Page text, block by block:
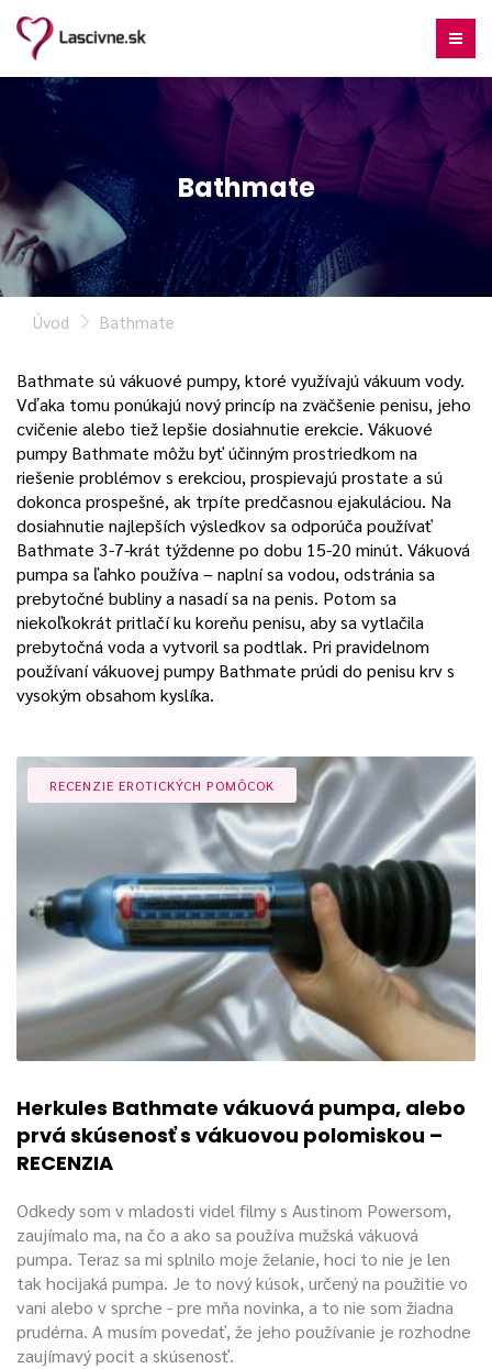
Bathmate
Úvod Bathmate
Bathmate sú vákuové pumpy, ktoré využívajú vákuum vody.
Vďaka tomu ponúkajú nový princíp na zväčšenie penisu, jeho
cvičenie alebo tiež lepšie dosiahnutie erekcie. Vákuové
pumpy Bathmate môžu byť účinným prostriedkom na
riešenie problémov s erekciou, prospievajú prostate a sú
dokonca prospešné, ak trpíte predčasnou ejakuláciou. Na
dosiahnutie najlepších výsledkov sa odporúča používať
Bathmate 3-7-krát týždenne po dobu 15-20 minút. Vákuová
pumpa sa ľahko používa – naplní sa vodou, odstránia sa
prebytočné bubliny a nasadí sa na penis. Potom sa
niekoľkokrát pritlačí ku koreňu penisu, aby sa vytlačila
prebytočná voda a vytvoril sa podtlak. Pri pravidelnom
používaní vákuovej pumpy Bathmate prúdi do penisu krv s
vysokým obsahom kyslíka.
RECENZIE EROTICKÝCH POMÔCOK
Herkules Bathmate vákuová pumpa, alebo
prvá skúsenosť s vákuovou polomiskou –
RECENZIA
Odkedy som v mladosti videl filmy s Austinom Powersom,
zaujímalo ma, na čo a ako sa používa mužská vákuová
pumpa. Teraz sa mi splnilo moje želanie, hoci to nie je len
tak hocijaká pumpa. Je to nový kúsok, určený na použitie vo
vani alebo v sprche - pre mňa novinka, a to nie som žiadna
prudérna. A musím povedať, že jeho používanie je rozhodne
zaujímavý pocit a skúsenosť.